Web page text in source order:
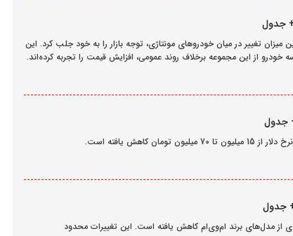
خودرو امروز 10 اردیبهشت 1404 با بیشترین میزان تغییر در میان خودروهای مونتاژی، توجه بازار را به خود جلب کرد. این
از این مجموعه برخلاف روند عمومی، افزایش قیمت را تجربه کرده‌اند.
خودرو امروز 3 اردیبهشت 1404، در تعدادی از مدل‌های برند ام‌وی‌ام کاهش یافته است. این تغییرات محدود